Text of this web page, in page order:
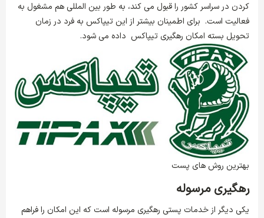
کردن در سراسر کشور را قبول می کند، به طور بین المللی هم مشغول به
فعالیت است. برای اطمینان بیشتر از این تیپاکس به فرد در زمان
تحویل بسته امکان رهگیری تیپاکس داده می شود.
بهترین روش های پست
رهگیری مرسوله
یکی دیگر از خدمات پستی رهگیری مرسوله است که این امکان را فراهم